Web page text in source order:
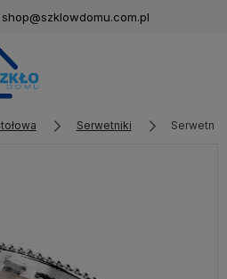
shop@szklowdomu.com.pl
Serwetniki Serwetnik